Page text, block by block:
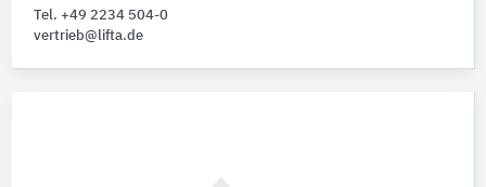
Tel. +49 2234 504-0
vertrieb@lifta.de